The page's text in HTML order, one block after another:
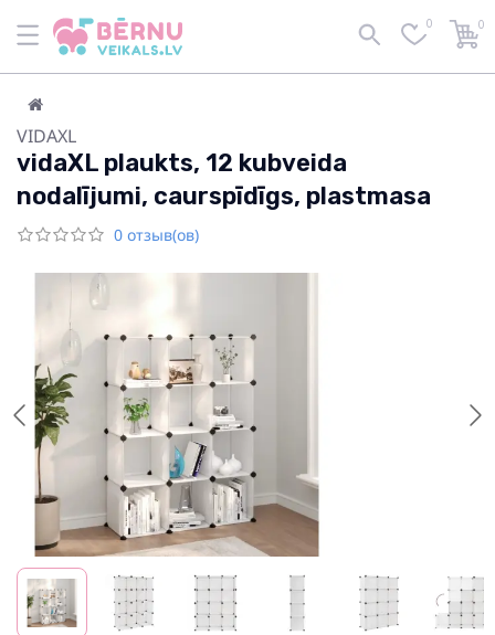
0 0
VIDAXL
vidaXL plaukts, 12 kubveida
nodalījumi, caurspīdīgs, plastmasa
0 отзыв(ов)